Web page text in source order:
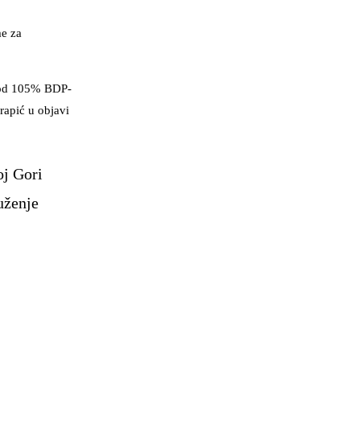
za
105% BDP-
u objavi
Gori